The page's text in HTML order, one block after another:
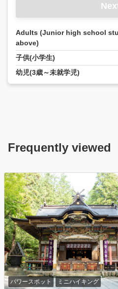
Adults (Junior high school
above)
子供(小学生)
幼児(3歳～未就学児)
Frequently viewed
JPY 1,000 OFF
グルメ 買い物